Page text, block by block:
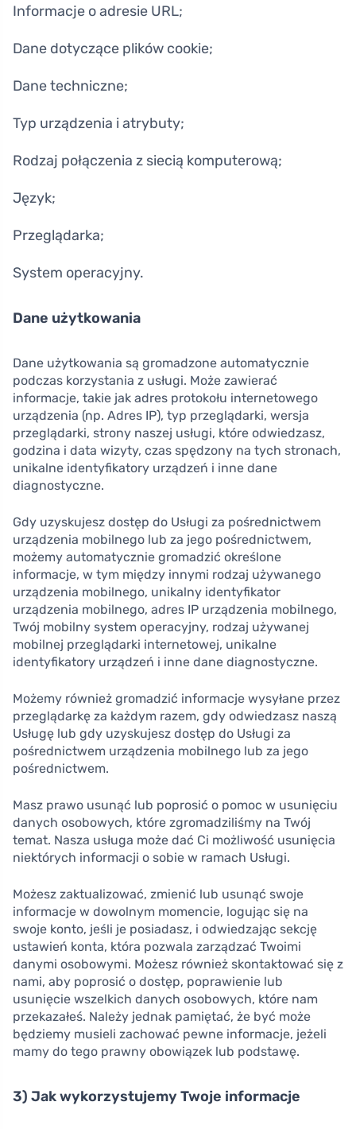
Informacje o adresie URL;
Dane dotyczące plików cookie;
Dane techniczne;
Typ urządzenia i atrybuty;
Rodzaj połączenia z siecią komputerową;
Język;
Przeglądarka;
System operacyjny.
Dane użytkowania
Dane użytkowania są gromadzone automatycznie
podczas korzystania z usługi. Może zawierać
informacje, takie jak adres protokołu internetowego
urządzenia (np. Adres IP), typ przeglądarki, wersja
przeglądarki, strony naszej usługi, które odwiedzasz,
godzina i data wizyty, czas spędzony na tych stronach,
unikalne identyfikatory urządzeń i inne dane
diagnostyczne.
Gdy uzyskujesz dostęp do Usługi za pośrednictwem
urządzenia mobilnego lub za jego pośrednictwem,
możemy automatycznie gromadzić określone
informacje, w tym między innymi rodzaj używanego
urządzenia mobilnego, unikalny identyfikator
urządzenia mobilnego, adres IP urządzenia mobilnego,
Twój mobilny system operacyjny, rodzaj używanej
mobilnej przeglądarki internetowej, unikalne
identyfikatory urządzeń i inne dane diagnostyczne.
Możemy również gromadzić informacje wysyłane przez
przeglądarkę za każdym razem, gdy odwiedzasz naszą
Usługę lub gdy uzyskujesz dostęp do Usługi za
pośrednictwem urządzenia mobilnego lub za jego
pośrednictwem.
Masz prawo usunąć lub poprosić o pomoc w usunięciu
danych osobowych, które zgromadziliśmy na Twój
temat. Nasza usługa może dać Ci możliwość usunięcia
niektórych informacji o sobie w ramach Usługi.
Możesz zaktualizować, zmienić lub usunąć swoje
informacje w dowolnym momencie, logując się na
swoje konto, jeśli je posiadasz, i odwiedzając sekcję
ustawień konta, która pozwala zarządzać Twoimi
danymi osobowymi. Możesz również skontaktować się z
nami, aby poprosić o dostęp, poprawienie lub
usunięcie wszelkich danych osobowych, które nam
przekazałeś. Należy jednak pamiętać, że być może
będziemy musieli zachować pewne informacje, jeżeli
mamy do tego prawny obowiązek lub podstawę.
3) Jak wykorzystujemy Twoje informacje